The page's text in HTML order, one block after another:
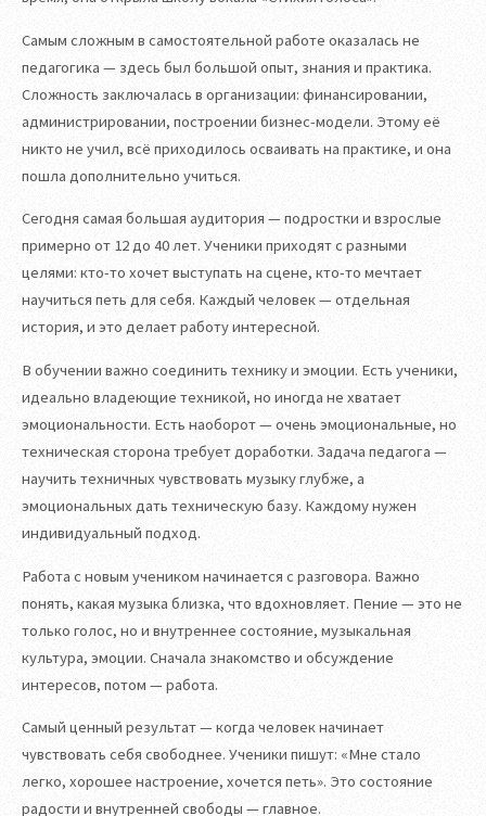
Самым сложным в самостоятельной работе оказалась не
педагогика — здесь был большой опыт, знания и практика.
Сложность заключалась в организации: финансировании,
администрировании, построении бизнес-модели. Этому её
никто не учил, всё приходилось осваивать на практике, и она
пошла дополнительно учиться.
Сегодня самая большая аудитория — подростки и взрослые
примерно от 12 до 40 лет. Ученики приходят с разными
целями: кто-то хочет выступать на сцене, кто-то мечтает
научиться петь для себя. Каждый человек — отдельная
история, и это делает работу интересной.
В обучении важно соединить технику и эмоции. Есть ученики,
идеально владеющие техникой, но иногда не хватает
эмоциональности. Есть наоборот — очень эмоциональные, но
техническая сторона требует доработки. Задача педагога —
научить техничных чувствовать музыку глубже, а
эмоциональных дать техническую базу. Каждому нужен
индивидуальный подход.
Работа с новым учеником начинается с разговора. Важно
понять, какая музыка близка, что вдохновляет. Пение — это не
только голос, но и внутреннее состояние, музыкальная
культура, эмоции. Сначала знакомство и обсуждение
интересов, потом — работа.
Самый ценный результат — когда человек начинает
чувствовать себя свободнее. Ученики пишут: «Мне стало
легко, хорошее настроение, хочется петь». Это состояние
радости и внутренней свободы — главное.